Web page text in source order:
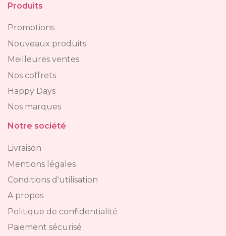
Produits
Promotions
Nouveaux produits
Meilleures ventes
Nos coffrets
Happy Days
Nos marques
Notre société
Livraison
Mentions légales
Conditions d'utilisation
A propos
Politique de confidentialité
Paiement sécurisé